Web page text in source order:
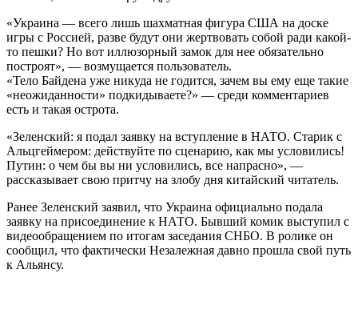
«Украина — всего лишь шахматная фигура США на доске
игры с Россией, разве будут они жертвовать собой ради какой-
то пешки? Но вот иллюзорный замок для нее обязательно
построят», — возмущается пользователь.
«Тело Байдена уже никуда не годится, зачем вы ему еще такие
«неожиданности» подкидываете?» — среди комментариев
есть и такая острота.
«Зеленский: я подал заявку на вступление в НАТО. Старик с
Альцгеймером: действуйте по сценарию, как мы условились!
Путин: о чем бы вы ни условились, все напрасно», —
рассказывает свою притчу на злобу дня китайский читатель.
Ранее Зеленский заявил, что Украина официально подала
заявку на присоединение к НАТО. Бывший комик выступил с
видеообращением по итогам заседания СНБО. В ролике он
сообщил, что фактически Незалежная давно прошла свой путь
к Альянсу.